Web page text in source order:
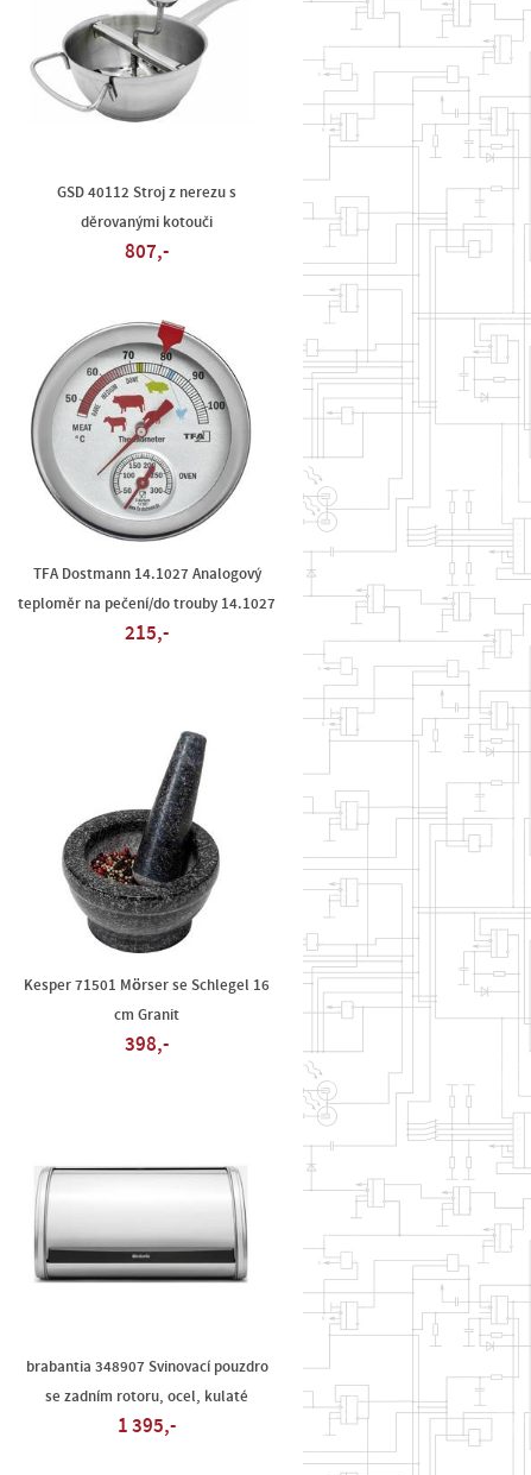
GSD 40112 Stroj z nerezu s
děrovanými kotouči
807,-
TFA Dostmann 14.1027 Analogový
teploměr na pečení/do trouby 14.1027
215,-
Kesper 71501 Mörser se Schlegel 16
cm Granit
398,-
brabantia 348907 Svinovací pouzdro
se zadním rotoru, ocel, kulaté
1 395,-